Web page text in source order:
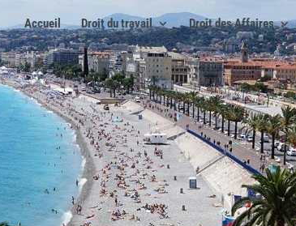
Accueil Droit du travail Droit des Affaires